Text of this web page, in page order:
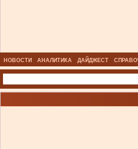
НОВОСТИ АНАЛИТИКА ДАЙДЖЕСТ